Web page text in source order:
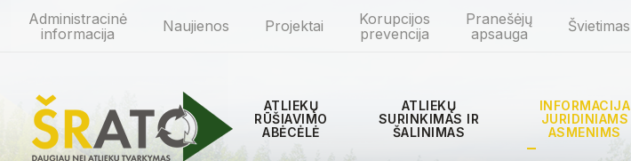
Administracinė
informacija
Naujienos Projektai
Korupcijos
prevencija
Pranešėjų
apsauga
Švietimas
ATLIEKŲ
RŪŠIAVIMO
ABĖCĖLĖ
ATLIEKŲ
SURINKIMAS IR
ŠALINIMAS
INFORMACIJA
JURIDINIAMS
ASMENIMS